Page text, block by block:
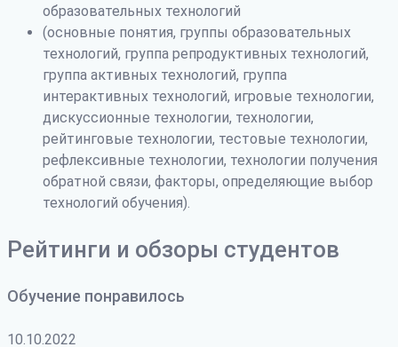
образовательных технологий
(основные понятия, группы образовательных
технологий, группа репродуктивных технологий,
группа активных технологий, группа
интерактивных технологий, игровые технологии,
дискуссионные технологии, технологии,
рейтинговые технологии, тестовые технологии,
рефлексивные технологии, технологии получения
обратной связи, факторы, определяющие выбор
технологий обучения).
Рейтинги и обзоры студентов
Обучение понравилось
10.10.2022